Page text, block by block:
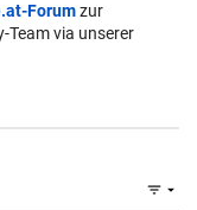
Forumzur
Team via unserer